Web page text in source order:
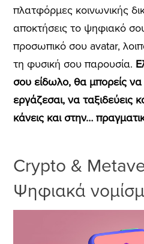
πλατφόρμες κοινωνικής
αποκτήσεις το ψηφιακό
προσωπικό σου avatar,
τη φυσική σου παρουσία.
σου είδωλο, θα μπορείς
εργάζεσαι, να ταξιδεύεις
κάνεις και στην…
Crypto &
Ψηφιακά